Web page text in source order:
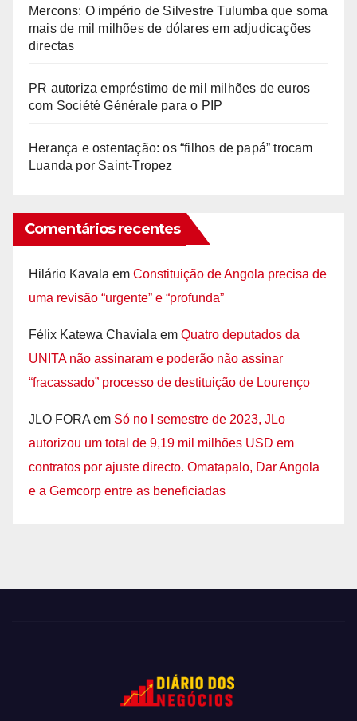
Mercons: O império de Silvestre Tulumba que soma
mais de mil milhões de dólares em adjudicações
directas
PR autoriza empréstimo de mil milhões de euros
com Société Générale para o PIP
Herança e ostentação: os “filhos de papá” trocam
Luanda por Saint-Tropez
Comentários recentes
Hilário Kavala em Constituição de Angola precisa de
uma revisão “urgente” e “profunda”
Félix Katewa Chaviala em Quatro deputados da
UNITA não assinaram e poderão não assinar
“fracassado” processo de destituição de Lourenço
JLO FORA em Só no I semestre de 2023, JLo
autorizou um total de 9,19 mil milhões USD em
contratos por ajuste directo. Omatapalo, Dar Angola
e a Gemcorp entre as beneficiadas